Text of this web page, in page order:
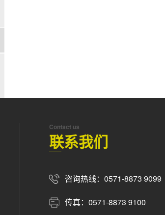
Contact us
联系我们
咨询热线：0571-8873 9099
传真：0571-8873 9100